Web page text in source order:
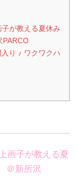
が教える夏休み
り ♪ ワクワクハ
画子が教える夏
＠新所沢